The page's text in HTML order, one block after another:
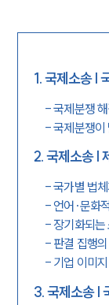
1.국제소송 |
-국제분쟁
-국제분쟁이
2.국제소송 |
-국가별 법
-언어·문화
-장기화되는
- 판결 집행
- 기업 이미
3.국제소송 |